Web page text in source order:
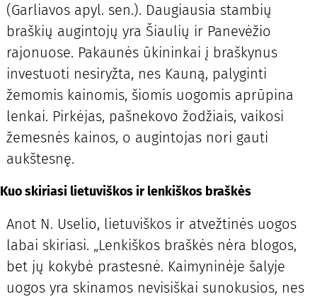
(Garliavos apyl. sen.). Daugiausia stambių
braškių augintojų yra Šiaulių ir Panevėžio
rajonuose. Pakaunės ūkininkai į braškynus
investuoti nesiryžta, nes Kauną, palyginti
žemomis kainomis, šiomis uogomis aprūpina
lenkai. Pirkėjas, pašnekovo žodžiais, vaikosi
žemesnės kainos, o augintojas nori gauti
aukštesnę.
Kuo skiriasi lietuviškos ir lenkiškos braškės
Anot N. Uselio, lietuviškos ir atvežtinės uogos
labai skiriasi. „Lenkiškos braškės nėra blogos,
bet jų kokybė prastesnė. Kaimyninėje šalyje
uogos yra skinamos nevisiškai sunokusios, nes